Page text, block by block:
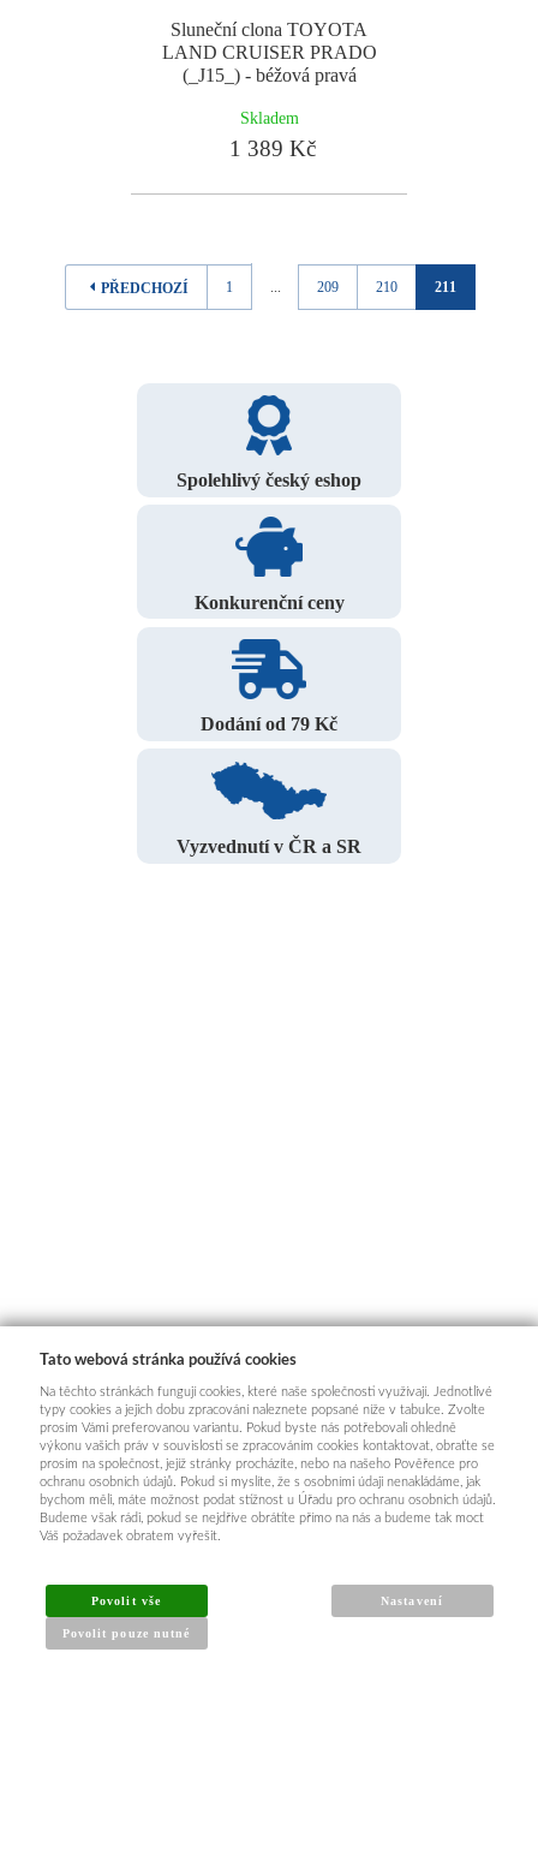
Sluneční clona TOYOTA
LAND CRUISER PRADO
(_J15_) - béžová pravá
Skladem
1 389 Kč
PŘEDCHOZÍ 1 ... 209 210 211
Spolehlivý český eshop
Konkurenční ceny
Dodání od 79 Kč
Vyzvednutí v ČR a SR
INFORMACE PRO KUPUJÍCÍ
Obchodní podmínky
Tato webová stránka používá cookies
Na těchto stránkách fungují cookies, které naše společnosti využívají. Jednotlivé
typy cookies a jejich dobu zpracování naleznete popsané níže v tabulce. Zvolte
prosím Vámi preferovanou variantu. Pokud byste nás potřebovali ohledně
výkonu vašich práv v souvislosti se zpracováním cookies kontaktovat, obraťte se
prosím na společnost, jejíž stránky procházíte, nebo na našeho Pověřence pro
ochranu osobních údajů. Pokud si myslíte, že s osobními údaji nenakládáme, jak
bychom měli, máte možnost podat stížnost u Úřadu pro ochranu osobních údajů.
Budeme však rádi, pokud se nejdříve obrátíte přímo na nás a budeme tak moct
Váš požadavek obratem vyřešit.
Povolit vše
Povolit pouze nutné
Nastavení